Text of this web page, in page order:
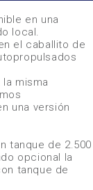
en una
local.
el caballito de
misma
una versión
tanque de 2.500
opcional la
tanque de